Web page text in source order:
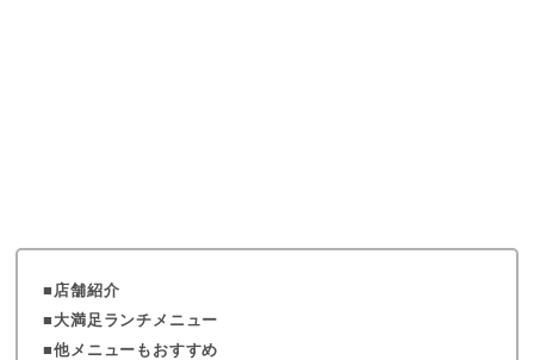
店舗紹介
大満足ランチメニュー
他メニューもおすすめ